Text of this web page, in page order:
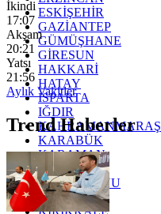
ESKİŞEHİR
GAZİANTEP
GÜMÜŞHANE
GİRESUN
HAKKARİ
HATAY
ISPARTA
IĞDIR
KAHRAMANMARAŞ
KARABÜK
KARAMAN
KARS
KASTAMONU
KAYSERİ
KIRIKKALE
İkindi
17:07
Akşam
20:21
Yatsı
21:56
Aylık Vakitler
Trend Haberler